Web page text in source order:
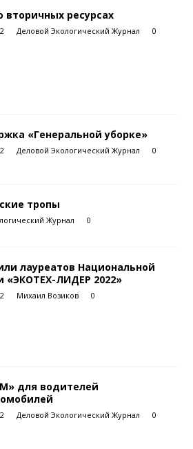
вторичных ресурсах
Деловой Экологический Журнал 0
«Генеральной уборке»
Деловой Экологический Журнал 0
тропы
Журнал 0
лауреатов Национальной
«ЭКОТЕХ-ЛИДЕР 2022»
Михаил Возиков 0
для водителей
Деловой Экологический Журнал 0